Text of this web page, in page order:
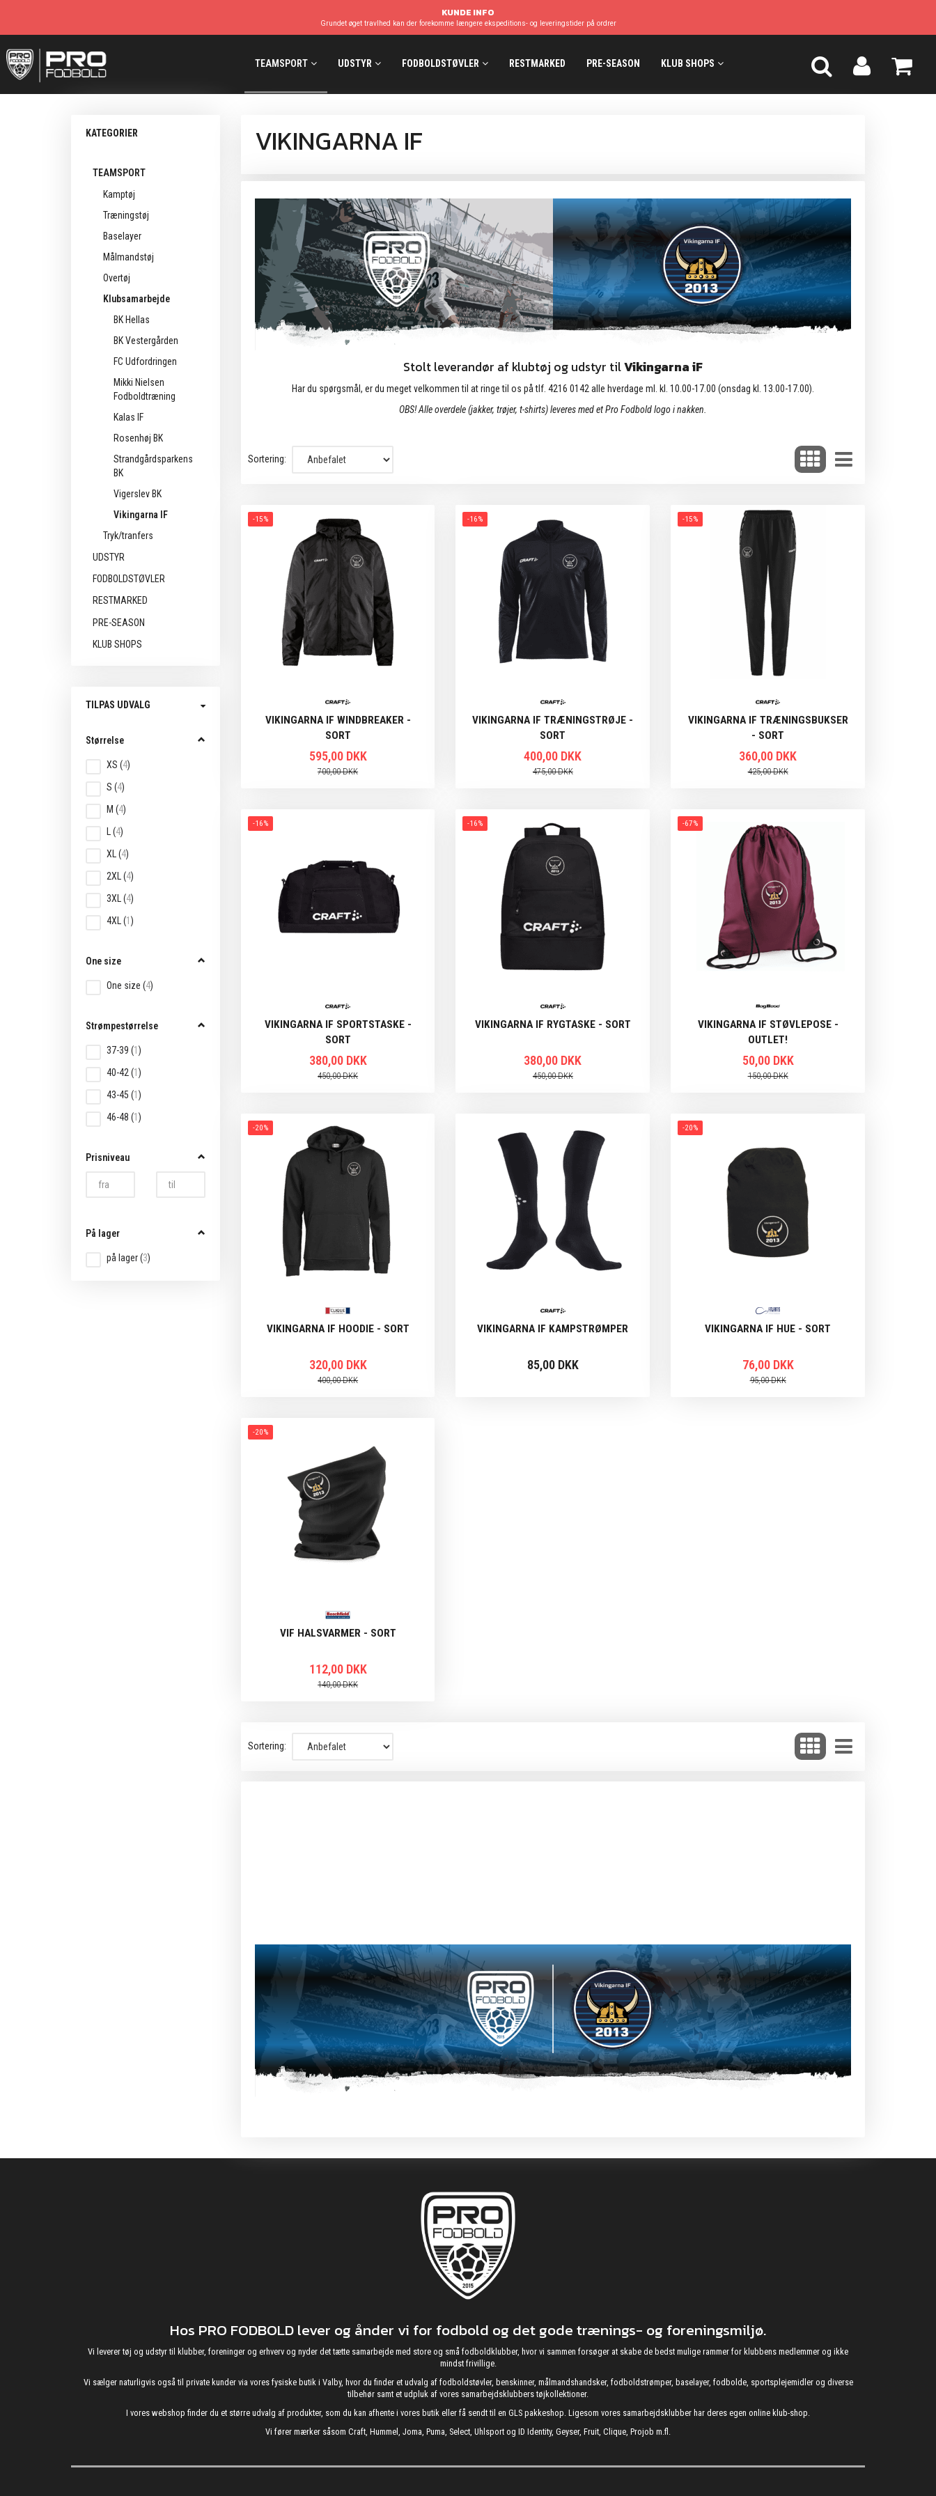
KUNDE INFO
Grundet øget travlhed kan der forekomme længere ekspeditions- og leveringstider på ordrer
TEAMSPORT UDSTYR FODBOLDSTØVLER RESTMARKED PRE-SEASON KLUB SHOPS
KATEGORIER
TEAMSPORT
Kamptøj
Træningstøj
Baselayer
Målmandstøj
Overtøj
Klubsamarbejde
BK Hellas
BK Vestergården
FC Udfordringen
Mikki Nielsen
Fodboldtræning
Kalas IF
Rosenhøj BK
Strandgårdsparkens
BK
Vigerslev BK
Vikingarna IF
Tryk/tranfers
UDSTYR
FODBOLDSTØVLER
RESTMARKED
PRE-SEASON
KLUB SHOPS
TILPAS UDVALG
Størrelse
XS (4)
S (4)
M (4)
(4)
XL (4)
2XL (4)
3XL (4)
4XL (1 )
One size
One size (4)
Strømpestørrelse
37-39 (1 )
40-42 (1 )
43-45 (1 )
46-48 (1 )
Prisniveau
På lager
på lager(3)
VIKINGARNA IF
Stolt leverandør af klubtøj og udstyr tilVikingarna iF
Har du spørgsmål, er du meget velkommen til at ringe til os på tlf. 4216 0142 alle hverdage ml. kl. 10.00-17.00 (onsdag kl. 13.00-17.00).
OBS! Alle overdele (jakker, trøjer, t-shirts) leveres med et Pro Fodbold logo i nakken.
Sortering:
-15%
VIKINGARNA IF WINDBREAKER -
SORT
595,00 DKK
700,00 DKK
-16%
VIKINGARNA IF TRÆNINGSTRØJE -
SORT
400,00 DKK
475,00 DKK
-15%
VIKINGARNA IF TRÆNINGSBUKSER
- SORT
360,00 DKK
425,00 DKK
-16%
VIKINGARNA IF SPORTSTASKE -
SORT
380,00 DKK
450,00 DKK
-16%
VIKINGARNA IF RYGTASKE - SORT
380,00 DKK
450,00 DKK
-67%
VIKINGARNA IF STØVLEPOSE -
OUTLET!
50,00 DKK
150,00 DKK
-20%
VIKINGARNA IF HOODIE - SORT
320,00 DKK
400,00 DKK
VIKINGARNA IF KAMPSTRØMPER
85,00 DKK
-20%
VIKINGARNA IF HUE - SORT
76,00 DKK
95,00 DKK
-20%
VIF HALSVARMER - SORT
112,00 DKK
140,00 DKK
Sortering:
Hos PRO FODBOLD lever og ånder vi for fodbold og det gode trænings- og foreningsmiljø.
Vi leverer tøj og udstyr til klubber, foreninger og erhverv og nyder det tætte samarbejde med store og små fodboldklubber, hvor vi sammen forsøger at skabe de bedst mulige rammer for klubbens medlemmer og ikke
mindst frivillige.
Vi sælger naturligvis også til private kunder via vores fysiske butik i Valby, hvor du finder et udvalg af fodboldstøvler, benskinner, målmandshandsker, fodboldstrømper, baselayer, fodbolde, sportsplejemidler og diverse
tilbehør samt et udpluk af vores samarbejdsklubbers tøjkollektioner.
I vores webshop finder du et større udvalg af produkter, som du kan afhente i vores butik eller få sendt til en GLS pakkeshop. Ligesom vores samarbejdsklubber har deres egen online klub-shop.
Vi fører mærker såsom Craft, Hummel, Joma, Puma, Select, Uhlsport og ID Identity, Geyser, Fruit, Clique, Projob m.fl.